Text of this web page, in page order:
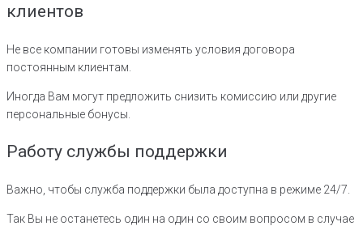
клиентов
Не все компании готовы изменять условия договора
постоянным клиентам.
Иногда Вам могут предложить снизить комиссию или другие
персональные бонусы.
Работу службы поддержки
Важно, чтобы служба поддержки была доступна в режиме 24/7.
Так Вы не останетесь один на один со своим вопросом в случае